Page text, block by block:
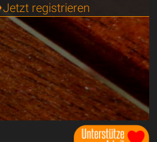
Jetzt registrieren